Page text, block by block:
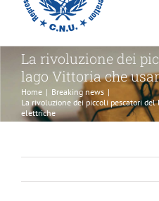
La rivoluzione dei
lago Vittoria che
Home | Breaking news |
La rivoluzione dei piccoli pescatori
elettriche